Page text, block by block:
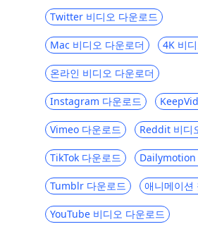
이트
당신이 좋아할 영어 자막이있
웹 사이트 Top 5
6 대 Primewire 대안
고의 무료 사이트]
E- 러닝을위한 Udemy와 같은
[2023]
Top 5 TVMuse 대안 [영화 다
SolarMovie와 같은 최고의 사
감상 및 다운로드
Hulu vs Amazon Prime : 모든
Twitter 비디오 다운로드
Mac 비디오 다운로더 4K 비
온라인 비디오 다운로더
Instagram 다운로드
Vimeo 다운로드 Reddit 비디
TikTok 다운로드 Dailymotion
Tumblr 다운로드 애니메이션
YouTube 비디오 다운로드